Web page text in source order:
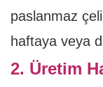
paslanmaz
haftaya veya
2. Üretim